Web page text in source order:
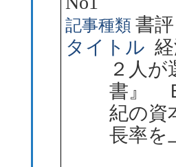
記事種類 書評
タイトル
２人
書』
紀の資
長率